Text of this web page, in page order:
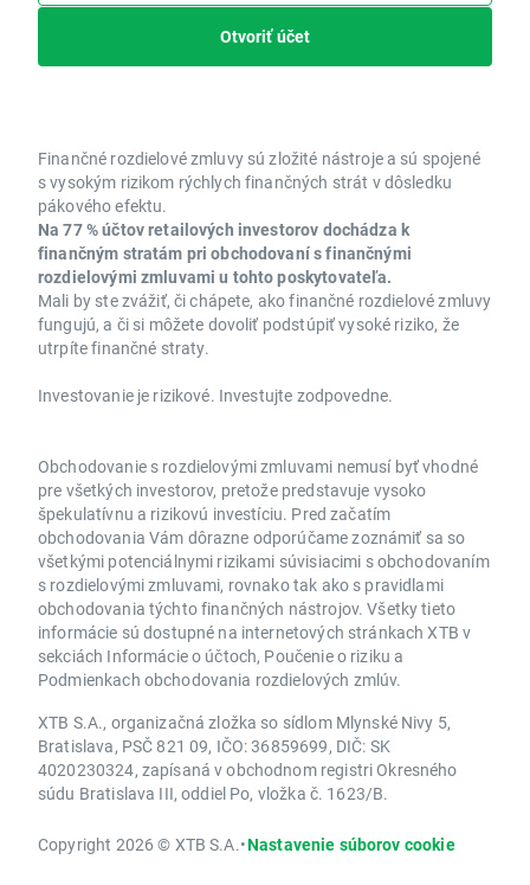
Otvoriť účet
Finančné rozdielové zmluvy sú zložité nástroje a sú spojené
s vysokým rizikom rýchlych finančných strát v dôsledku
pákového efektu.
Na 77 % účtov retailových investorov dochádza k
finančným stratám pri obchodovaní s finančnými
rozdielovými zmluvami u tohto poskytovateľa.
Mali by ste zvážiť, či chápete, ako finančné rozdielové zmluvy
fungujú, a či si môžete dovoliť podstúpiť vysoké riziko, že
utrpíte finančné straty.
Investovanie je rizikové. Investujte zodpovedne.
Obchodovanie s rozdielovými zmluvami nemusí byť vhodné
pre všetkých investorov, pretože predstavuje vysoko
špekulatívnu a rizikovú investíciu. Pred začatím
obchodovania Vám dôrazne odporúčame zoznámiť sa so
všetkými potenciálnymi rizikami súvisiacimi s obchodovaním
s rozdielovými zmluvami, rovnako tak ako s pravidlami
obchodovania týchto finančných nástrojov. Všetky tieto
informácie sú dostupné na internetových stránkach XTB v
sekciách Informácie o účtoch, Poučenie o riziku a
Podmienkach obchodovania rozdielových zmlúv.
XTB S.A., organizačná zložka so sídlom Mlynské Nivy 5,
Bratislava, PSČ 821 09, IČO: 36859699, DIČ: SK
4020230324, zapísaná v obchodnom registri Okresného
súdu Bratislava III, oddiel Po, vložka č. 1623/B.
Copyright 2026 © XTB S.A.•Nastavenie súborov cookie